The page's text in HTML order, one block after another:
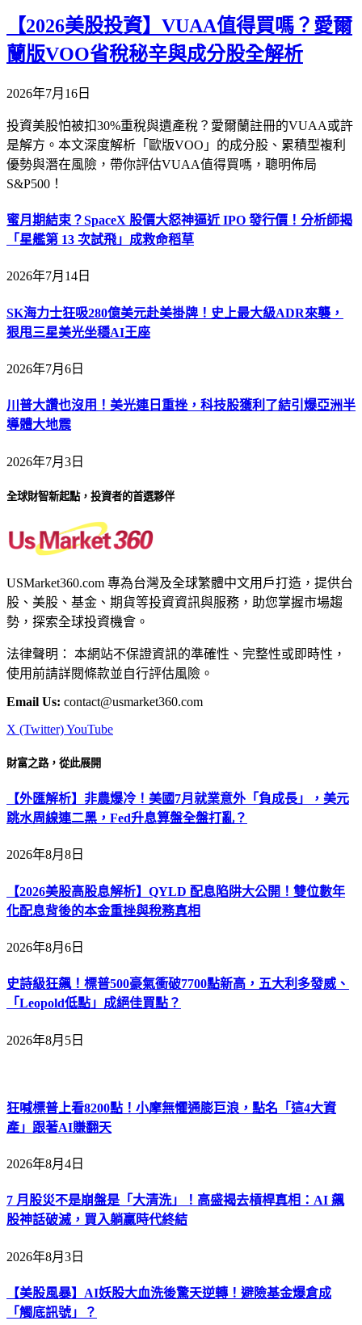
【2026美股投資】VUAA值得買嗎？愛爾
蘭版VOO省稅秘辛與成分股全解析
2026年7月16日
投資美股怕被扣30%重稅與遺產稅？愛爾蘭註冊的VUAA或許
是解方。本文深度解析「歐版VOO」的成分股、累積型複利
優勢與潛在風險，帶你評估VUAA值得買嗎，聰明佈局
S&P500！
蜜月期結束？SpaceX 股價大怒神逼近 IPO 發行價！分析師揭
「星艦第 13 次試飛」成救命稻草
2026年7月14日
SK海力士狂吸280億美元赴美掛牌！史上最大級ADR來襲，
狠甩三星美光坐穩AI王座
2026年7月6日
川普大讚也沒用！美光連日重挫，科技股獲利了結引爆亞洲半
導體大地震
2026年7月3日
全球財智新起點，投資者的首選夥伴
USMarket360.com 專為台灣及全球繁體中文用戶打造，提供台
股、美股、基金、期貨等投資資訊與服務，助您掌握市場趨
勢，探索全球投資機會。
法律聲明： 本網站不保證資訊的準確性、完整性或即時性，
使用前請詳閱條款並自行評估風險。
Email Us: contact@usmarket360.com
X (Twitter)YouTube
財富之路，從此展開
【外匯解析】非農爆冷！美國7月就業意外「負成長」，美元
跳水周線連二黑，Fed升息算盤全盤打亂？
2026年8月8日
【2026美股高股息解析】QYLD 配息陷阱大公開！雙位數年
化配息背後的本金重挫與稅務真相
2026年8月6日
史詩級狂飆！標普500豪氣衝破7700點新高，五大利多發威、
「Leopold低點」成絕佳買點？
2026年8月5日
狂喊標普上看8200點！小摩無懼通膨巨浪，點名「這4大資
產」跟著AI賺翻天
2026年8月4日
7 月股災不是崩盤是「大清洗」！高盛揭去槓桿真相：AI 飆
股神話破滅，買入躺贏時代終結
2026年8月3日
【美股風暴】AI妖股大血洗後驚天逆轉！避險基金爆倉成
「觸底訊號」？